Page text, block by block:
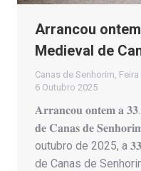
Arrancou
Medieval de
Canas de Senhorim Feira
6 Outubro 2025
𝐀𝐫𝐫𝐚𝐧𝐜𝐨𝐮 𝐨𝐧𝐭𝐞𝐦 𝐚
𝐝𝐞 𝐂𝐚𝐧𝐚𝐬 𝐝𝐞
outubro de 2025, a
de Canas de